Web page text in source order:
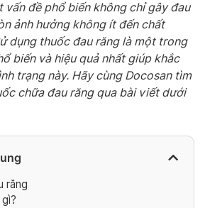
vấn đề phổ biến không chỉ gây đau
ảnh hưởng không ít đến chất
dụng thuốc đau răng là một trong
biến và hiệu quả nhất giúp khắc
trạng này. Hãy cùng Docosan tìm
chữa đau răng qua bài viết dưới
răng